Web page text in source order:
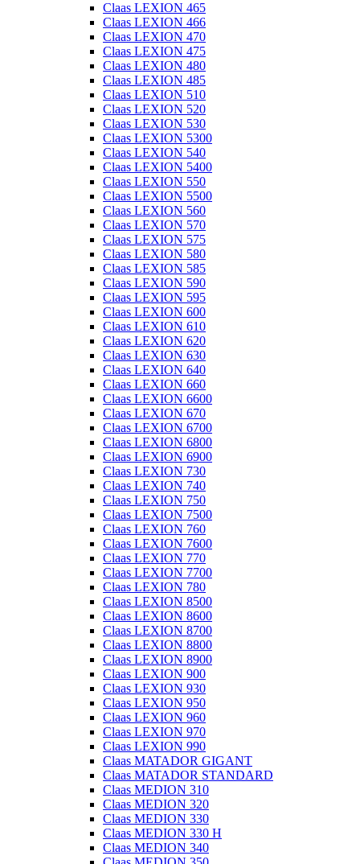
Claas LEXION 465
Claas LEXION 466
Claas LEXION 470
Claas LEXION 475
Claas LEXION 480
Claas LEXION 485
Claas LEXION 510
Claas LEXION 520
Claas LEXION 530
Claas LEXION 5300
Claas LEXION 540
Claas LEXION 5400
Claas LEXION 550
Claas LEXION 5500
Claas LEXION 560
Claas LEXION 570
Claas LEXION 575
Claas LEXION 580
Claas LEXION 585
Claas LEXION 590
Claas LEXION 595
Claas LEXION 600
Claas LEXION 610
Claas LEXION 620
Claas LEXION 630
Claas LEXION 640
Claas LEXION 660
Claas LEXION 6600
Claas LEXION 670
Claas LEXION 6700
Claas LEXION 6800
Claas LEXION 6900
Claas LEXION 730
Claas LEXION 740
Claas LEXION 750
Claas LEXION 7500
Claas LEXION 760
Claas LEXION 7600
Claas LEXION 770
Claas LEXION 7700
Claas LEXION 780
Claas LEXION 8500
Claas LEXION 8600
Claas LEXION 8700
Claas LEXION 8800
Claas LEXION 8900
Claas LEXION 900
Claas LEXION 930
Claas LEXION 950
Claas LEXION 960
Claas LEXION 970
Claas LEXION 990
Claas MATADOR GIGANT
Claas MATADOR STANDARD
Claas MEDION 310
Claas MEDION 320
Claas MEDION 330
Claas MEDION 330 H
Claas MEDION 340